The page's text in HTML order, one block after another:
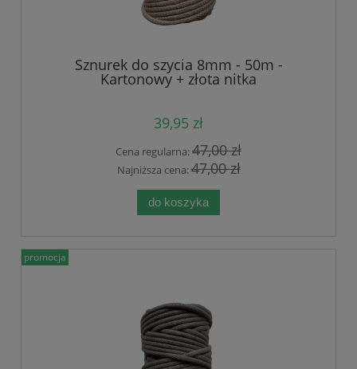
Sznurek do szycia 8mm - 50m -
Kartonowy + złota nitka
39,95 zł
Cena regularna:47,00 zł
Najniższa cena:47,00 zł
do koszyka
promocja